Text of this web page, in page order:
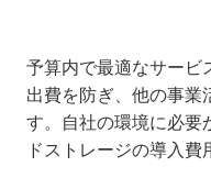
予算内で最適なサービ
出費を防ぎ、他の事業
す。自社の環境に必要
ドストレージの導入費